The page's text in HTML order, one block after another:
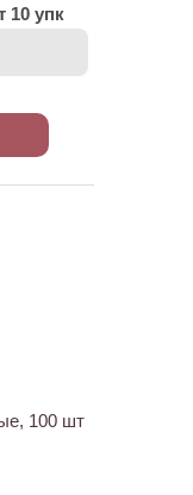
10 упк
100 шт